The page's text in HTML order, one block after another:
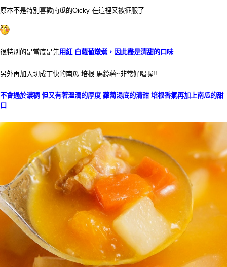
原本不是特別喜歡南瓜的Oicky 在這裡又被征服了
很特別的是當底是先用紅 白蘿蔔燉煮，因此盡是清甜的口味
另外再加入切成丁快的南瓜 培根 馬鈴薯~非常好喝喔!!
不會過於濃稠 但又有著溫潤的厚度 蘿蔔湯底的清甜 培根香氣再加上南瓜的甜
口